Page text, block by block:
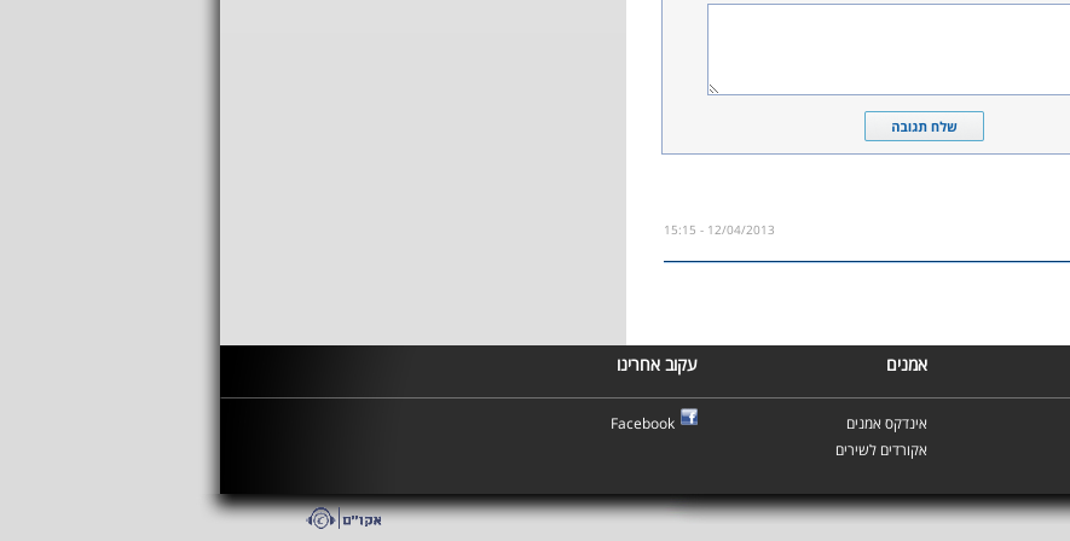
12/04/2013 - 15:15
אמנים עקוב אחרינו
אינדקס אמנים
אקורדים לשירים
Facebook